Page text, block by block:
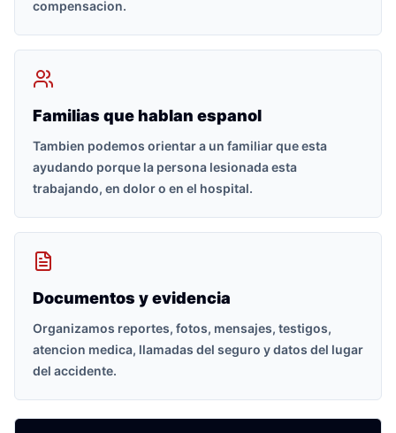
compensacion.
Familias que hablan espanol
Tambien podemos orientar a un familiar que esta
ayudando porque la persona lesionada esta
trabajando, en dolor o en el hospital.
Documentos y evidencia
Organizamos reportes, fotos, mensajes, testigos,
atencion medica, llamadas del seguro y datos del lugar
del accidente.